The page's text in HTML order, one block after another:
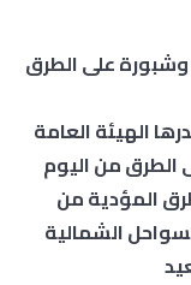
وشبورة على الطرق
الهيئة العامة
الطرق من اليوم
المؤدية من
الشمالية